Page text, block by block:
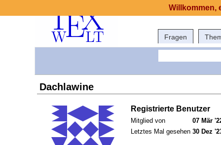
Fragen
Dachlawine
Registrierte Benutzer
Mitglied von
07 Mär
Letztes Mal gesehen 30 Dez
Willkommen,